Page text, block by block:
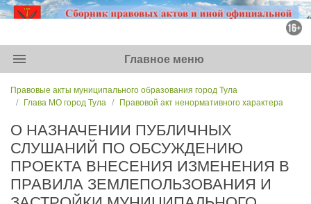
menu Главное меню
Правовые акты муниципального образования город Тула
Глава МО город Тула
Правовой акт ненормативного характера
О НАЗНАЧЕНИИ ПУБЛИЧНЫХ
СЛУШАНИЙ ПО ОБСУЖДЕНИЮ
ПРОЕКТА ВНЕСЕНИЯ ИЗМЕНЕНИЯ В
ПРАВИЛА ЗЕМЛЕПОЛЬЗОВАНИЯ И